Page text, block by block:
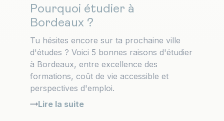
Pourquoi étudier à
Bordeaux ?
Tu hésites encore sur ta prochaine ville
d'études ? Voici 5 bonnes raisons d'étudier
à Bordeaux, entre excellence des
formations, coût de vie accessible et
perspectives d'emploi.
Lire la suite